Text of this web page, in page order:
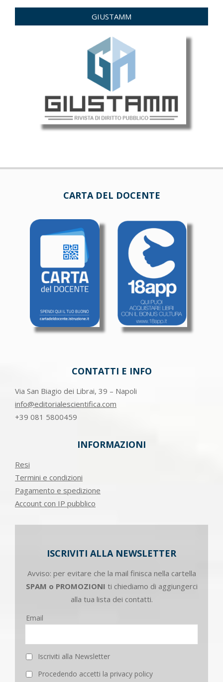
GIUSTAMM
CARTA DEL DOCENTE
CONTATTI E INFO
Via San Biagio dei Librai, 39 – Napoli
info@editorialescientifica.com
+39 081 5800459
INFORMAZIONI
Resi
Termini e condizioni
Pagamento e spedizione
Account con IP pubblico
ISCRIVITI ALLA NEWSLETTER
Avviso: per evitare che la mail finisca nella cartella
SPAM o PROMOZIONI ti chiediamo di aggiungerci
alla tua lista dei contatti.
Email
Iscriviti alla Newsletter
Procedendo accetti la privacy policy